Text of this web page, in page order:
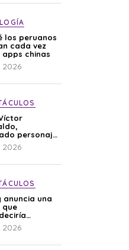
los peruanos
cada vez
apps chinas
2026
personaje
y
de Shirley
2026
anuncia una
que
de La
“Hay un
2026